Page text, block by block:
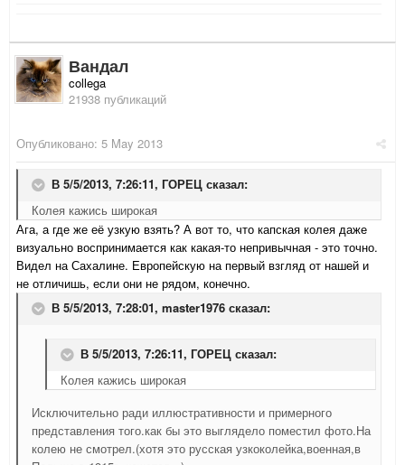
Вандал
collega
21938 публикаций
Опубликовано: 5 May 2013
В 5/5/2013, 7:26:11, ГОРЕЦ сказал:
Колея кажись широкая
Ага, а где же её узкую взять? А вот то, что капская колея даже
визуально воспринимается как какая-то непривычная - это точно.
Видел на Сахалине. Европейскую на первый взгляд от нашей и
не отличишь, если они не рядом, конечно.
В 5/5/2013, 7:28:01, master1976 сказал:
В 5/5/2013, 7:26:11, ГОРЕЦ сказал:
Колея кажись широкая
Исключительно ради иллюстративности и примерного
представления того.как бы это выглядело поместил фото.На
колею не смотрел.(хотя это русская узкоколейка,военная,в